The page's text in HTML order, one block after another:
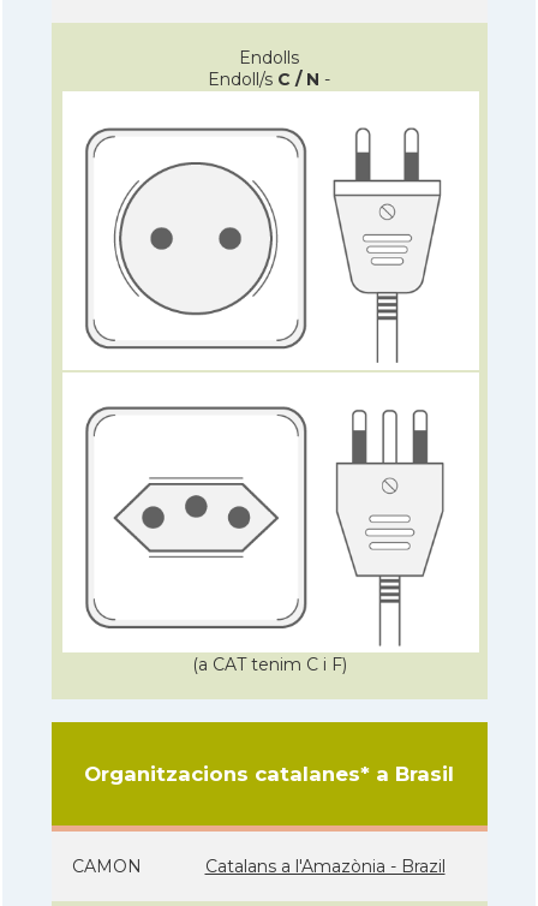
Endolls
Endoll/s C / N -
(a CAT tenim C i F)
Organitzacions catalanes* a Brasil
CAMON Catalans a l'Amazònia - Brazil